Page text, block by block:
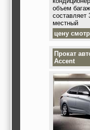
объем
составляет
местный
цену
Прокат
Accent